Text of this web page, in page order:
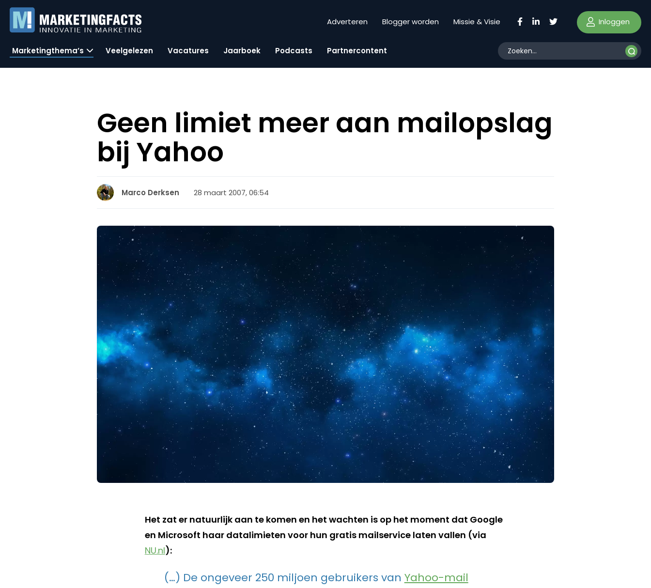
Adverteren Blogger worden Missie & Visie Inloggen
Marketingthema’s Veelgelezen Vacatures Jaarboek Podcasts Partnercontent
Geen limiet meer aan mailopslag
bij Yahoo
Marco Derksen 28 maart 2007, 06:54
Het zat er natuurlijk aan te komen en het wachten is op het moment dat Google
en Microsoft haar datalimieten voor hun gratis mailservice laten vallen (via
NU.nl):
(…) De ongeveer 250 miljoen gebruikers van Yahoo-mail